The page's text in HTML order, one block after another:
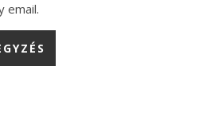
email.